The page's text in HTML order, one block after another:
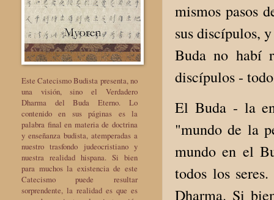
mismos pasos
sus discípulos,
Buda no habí
discípulos -
El Buda - la
"mundo de la
mundo en el
todos los
Dharma. Si
Este Catecismo Budista presenta, no
una visión, sino el Verdadero
Dharma del Buda Eterno. Lo
contenido en sus páginas es la
palabra final en materia de doctrina
y enseñanza budista, atemperadas a
nuestro trasfondo judeocristiano y
nuestra realidad hispana. Si bien
para muchos la existencia de este
Catecismo puede resultar
sorprendente, la realidad es que es